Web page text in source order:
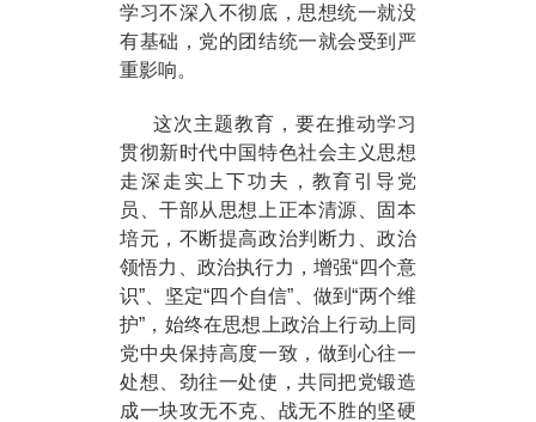
学习不深入不彻底，思想统一就没
有基础，党的团结统一就会受到严
重影响。
这次主题教育，要在推动学习
贯彻新时代中国特色社会主义思想
走深走实上下功夫，教育引导党
员、干部从思想上正本清源、固本
培元，不断提高政治判断力、政治
领悟力、政治执行力，增强“四个意
识”、坚定“四个自信”、做到“两个维
护”，始终在思想上政治上行动上同
党中央保持高度一致，做到心往一
处想、劲往一处使，共同把党锻造
成一块攻无不克、战无不胜的坚硬